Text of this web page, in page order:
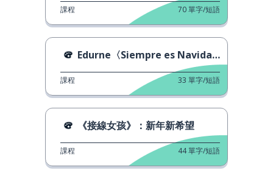
課程 70單字/短語
Edurne〈Siempre es Navidad junto a ti〉
課程 33 單字/短語
《接線女孩》：新年新希望
課程 44單字/短語